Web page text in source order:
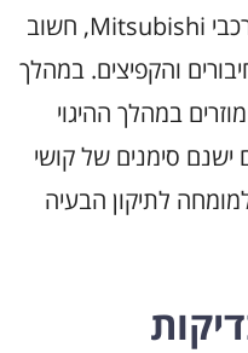
כחלק מתהליך בדיקות אמינות רכבי Mitsubishi, חשוב
והקפיצים. במהלך
במהלך ההיגוי
ישנם סימנים של קושי
לתיקון הבעיה